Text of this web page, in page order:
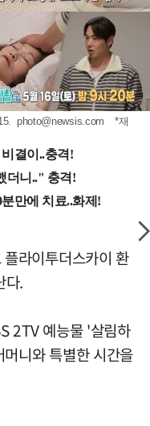
photo@newsis.com *재
라이투더스카이 환
다.
2TV 예능물 '살림하
니와 특별한 시간을